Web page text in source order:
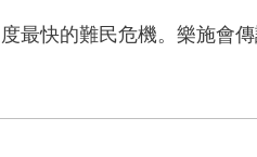
最快的難民危機。樂施會